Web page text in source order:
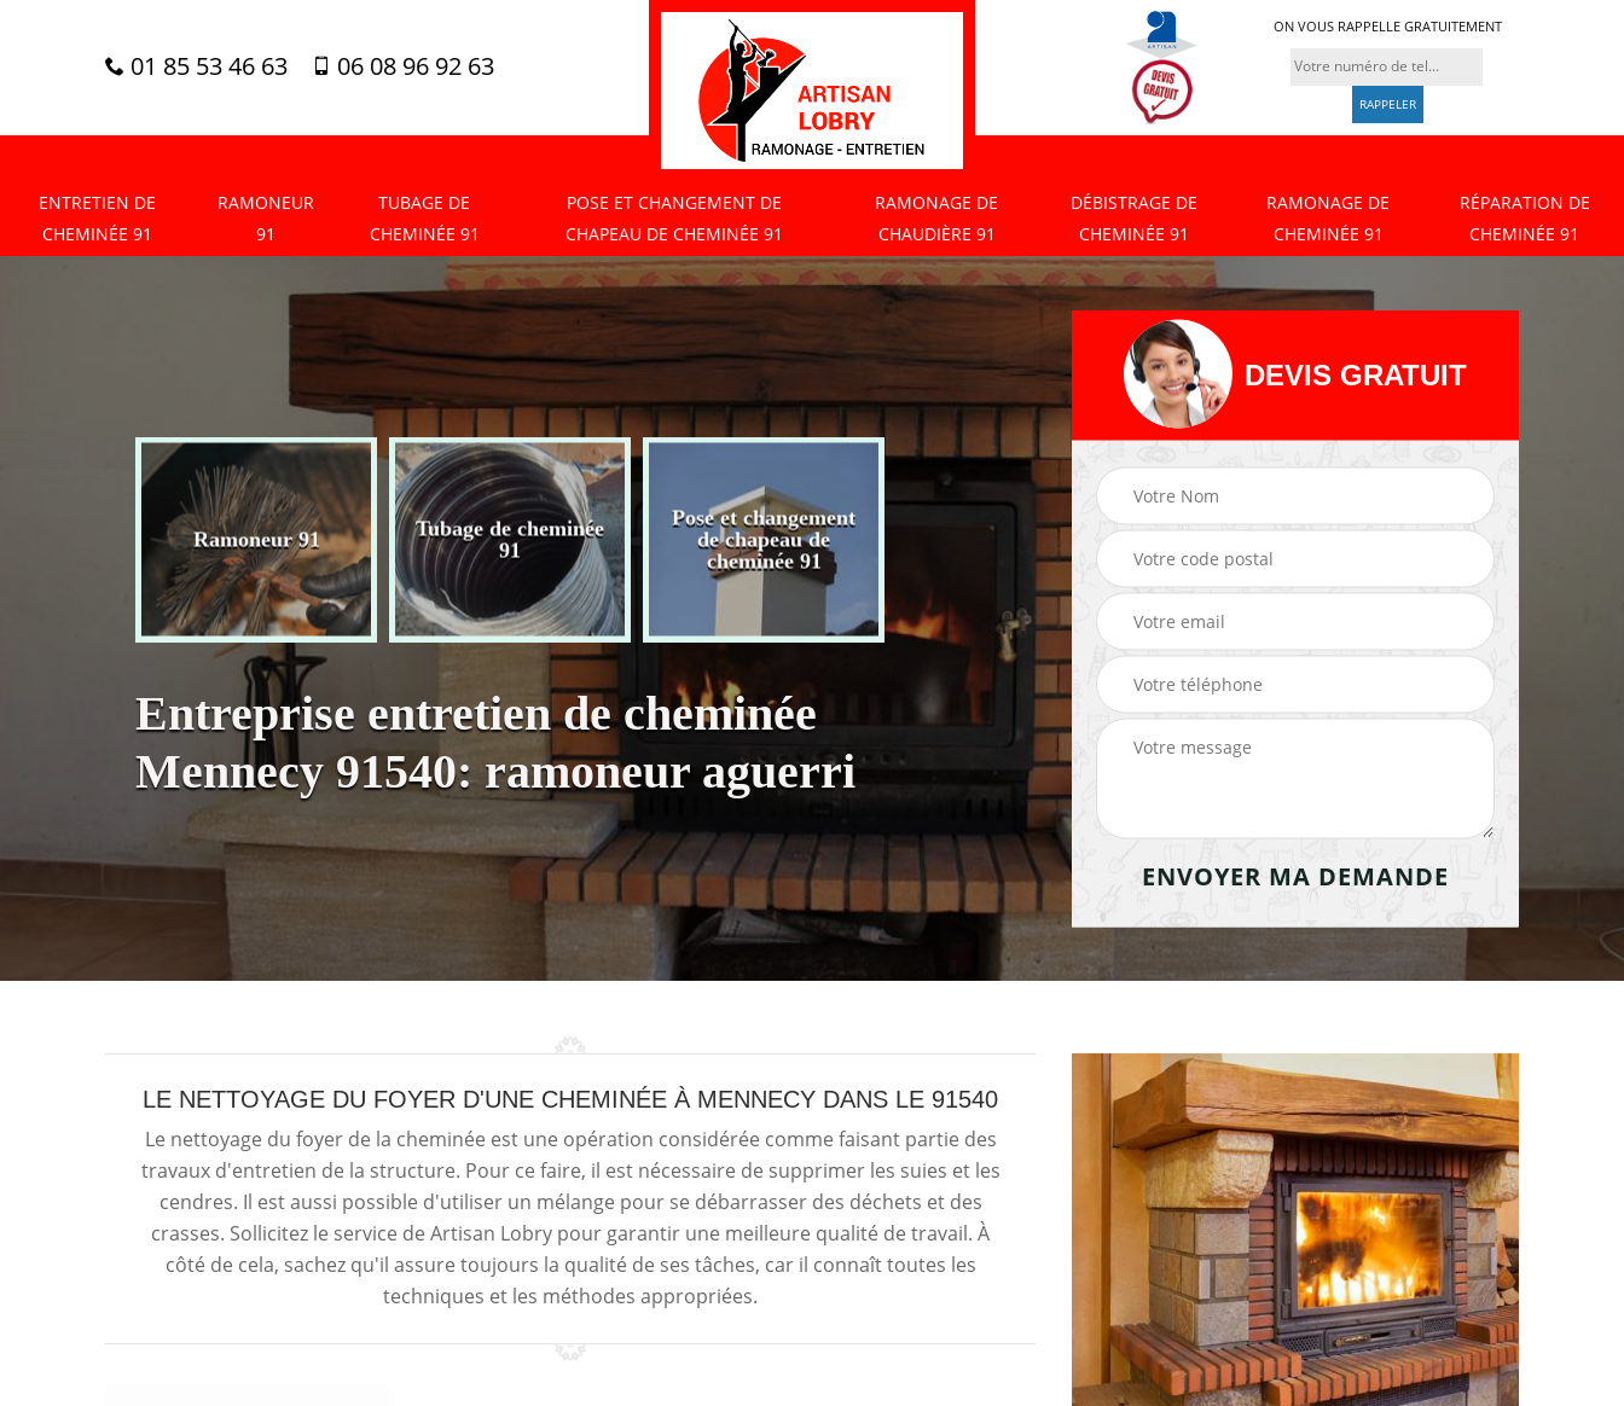
01 85 53 46 63 06 08 96 92 63
ON VOUS RAPPELLE GRATUITEMENT
ENTRETIEN DE
CHEMINÉE 91
RAMONEUR
91
TUBAGE DE
CHEMINÉE 91
POSE ET CHANGEMENT DE
CHAPEAU DE CHEMINÉE 91
RAMONAGE DE
CHAUDIÈRE 91
DÉBISTRAGE DE
CHEMINÉE 91
RAMONAGE DE
CHEMINÉE 91
RÉPARATION DE
CHEMINÉE 91
Ramoneur 91
Tubage de cheminée
91
Pose et changement
de chapeau de
cheminée 91
Ramonage de
chaudière 91
Débistrage de
cheminée 91
Ramonage de
cheminée 91
Entreprise entretien de cheminée
Mennecy 91540: ramoneur aguerri
DEVIS GRATUIT
LE NETTOYAGE DU FOYER D'UNE CHEMINÉE À MENNECY DANS LE 91540
Le nettoyage du foyer de la cheminée est une opération considérée comme faisant partie des
travaux d'entretien de la structure. Pour ce faire, il est nécessaire de supprimer les suies et les
cendres. Il est aussi possible d'utiliser un mélange pour se débarrasser des déchets et des
crasses. Sollicitez le service de Artisan Lobry pour garantir une meilleure qualité de travail. À
côté de cela, sachez qu'il assure toujours la qualité de ses tâches, car il connaît toutes les
techniques et les méthodes appropriées.